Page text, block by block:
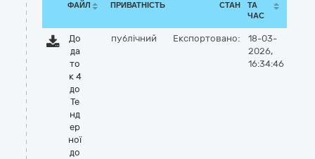
ФАЙЛ ПРИВАТНІСТЬ СТАН
ТА
ЧАС
До
да
то
к 4
до
Те
нд
ер
ної
до
публічний Експортовано:
18-03-
2026,
16:34:46